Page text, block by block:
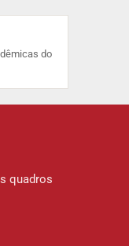
do
quadros